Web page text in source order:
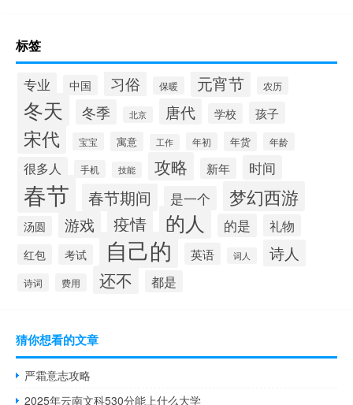
标签
专业 中国 习俗 保暖 元宵节 农历
冬天 冬季 北京 唐代 学校 孩子
宋代 宝宝 寓意 工作 年初 年货 年龄
很多人 手机 技能 攻略 新年 时间
春节 春节期间 是一个 梦幻西游
汤圆 游戏 疫情 的人 的是 礼物
红包 考试 自己的 英语 词人 诗人
诗词 费用 还不 都是
猜你想看的文章
严霜意志攻略
2025年云南文科530分能上什么大学